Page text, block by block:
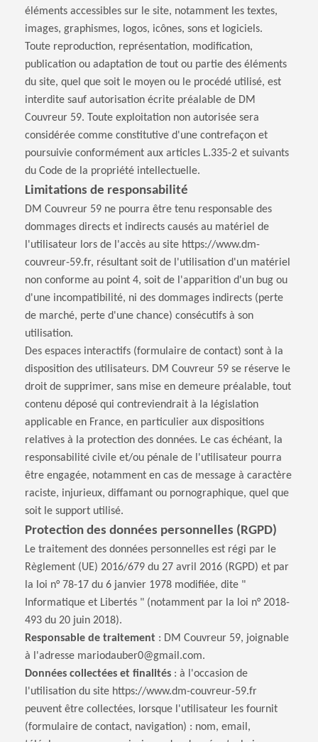
éléments accessibles sur le site, notamment les textes,
images, graphismes, logos, icônes, sons et logiciels.
Toute reproduction, représentation, modification,
publication ou adaptation de tout ou partie des éléments
du site, quel que soit le moyen ou le procédé utilisé, est
interdite sauf autorisation écrite préalable de DM
Couvreur 59. Toute exploitation non autorisée sera
considérée comme constitutive d'une contrefaçon et
poursuivie conformément aux articles L.335-2 et suivants
du Code de la propriété intellectuelle.
Limitations de responsabilité
DM Couvreur 59 ne pourra être tenu responsable des
dommages directs et indirects causés au matériel de
l'utilisateur lors de l'accès au site https://www.dm-
couvreur-59.fr, résultant soit de l'utilisation d'un matériel
non conforme au point 4, soit de l'apparition d'un bug ou
d'une incompatibilité, ni des dommages indirects (perte
de marché, perte d'une chance) consécutifs à son
utilisation.
Des espaces interactifs (formulaire de contact) sont à la
disposition des utilisateurs. DM Couvreur 59 se réserve le
droit de supprimer, sans mise en demeure préalable, tout
contenu déposé qui contreviendrait à la législation
applicable en France, en particulier aux dispositions
relatives à la protection des données. Le cas échéant, la
responsabilité civile et/ou pénale de l'utilisateur pourra
être engagée, notamment en cas de message à caractère
raciste, injurieux, diffamant ou pornographique, quel que
soit le support utilisé.
Protection des données personnelles (RGPD)
Le traitement des données personnelles est régi par le
Règlement (UE) 2016/679 du 27 avril 2016 (RGPD) et par
la loi n° 78-17 du 6 janvier 1978 modifiée, dite "
Informatique et Libertés " (notamment par la loi n° 2018-
493 du 20 juin 2018).
Responsable de traitement : DM Couvreur 59, joignable
à l'adresse mariodauber0@gmail.com.
Données collectées et finalités : à l'occasion de
l'utilisation du site https://www.dm-couvreur-59.fr
peuvent être collectées, lorsque l'utilisateur les fournit
(formulaire de contact, navigation) : nom, email,